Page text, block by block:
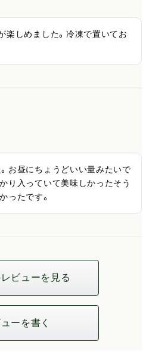
楽しめました。冷凍で置いてお
お昼にちょうどいい量みたいで
り入っていて美味しかったそう
ったです。
ビューを見る
ーを書く